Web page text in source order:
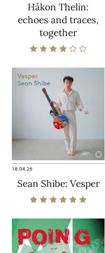
Håkon Thelin:
echoes and traces,
together
18.04.26
Sean Shibe: Vesper